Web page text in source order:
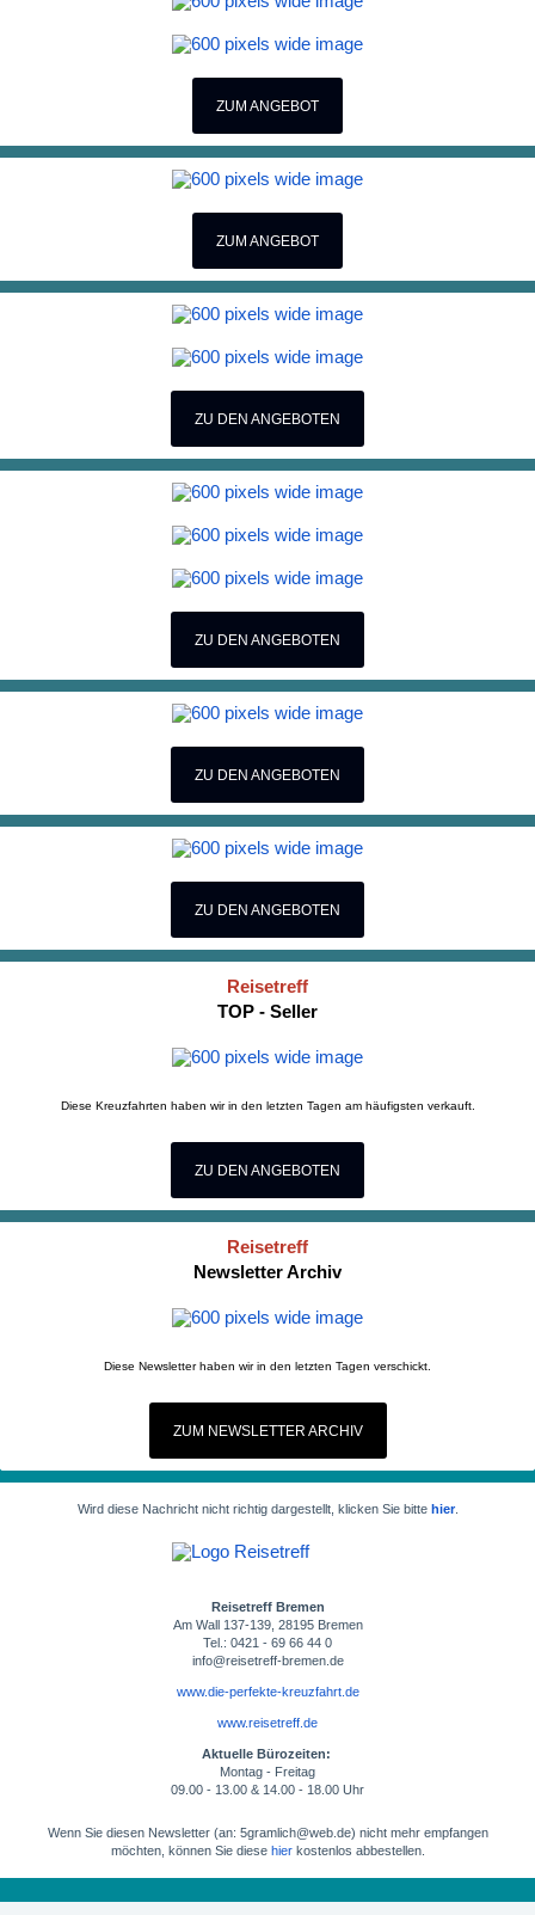
ZUM ANGEBOT
ZUM ANGEBOT
ZU DEN ANGEBOTEN
ZU DEN ANGEBOTEN
ZU DEN ANGEBOTEN
ZU DEN ANGEBOTEN
Reisetreff
TOP - Seller
Diese Kreuzfahrten haben wir in den letzten Tagen am häufigsten verkauft.
ZU DEN ANGEBOTEN
Reisetreff
Newsletter Archiv
Diese Newsletter haben wir in den letzten Tagen verschickt.
ZUM NEWSLETTER ARCHIV
Wird diese Nachricht nicht richtig dargestellt, klicken Sie bitte hier.
Reisetreff Bremen
Am Wall 137-139, 28195 Bremen
Tel.: 0421 - 69 66 44 0
info@reisetreff-bremen.de
www.die-perfekte-kreuzfahrt.de
www.reisetreff.de
Aktuelle Bürozeiten:
Montag - Freitag
09.00 - 13.00 & 14.00 - 18.00 Uhr
Wenn Sie diesen Newsletter (an: 5gramlich@web.de) nicht mehr empfangen
möchten, können Sie diese hierkostenlos abbestellen.